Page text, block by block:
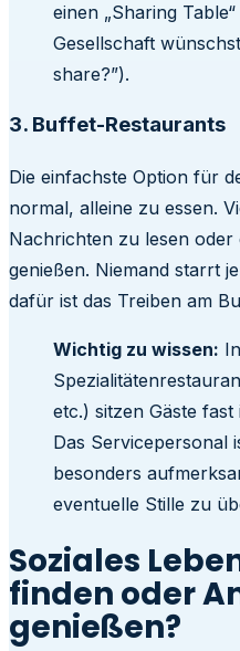
einen „Sharing
Gesellschaft
share?”).
3. Buffet-Restaurants
Die einfachste Option für
normal, alleine zu essen.
Nachrichten zu lesen
genießen. Niemand starrt
dafür ist das Treiben am
Wichtig zu wissen: In
etc.) sitzen Gäste
Das Servicepersonal
besonders
eventuelle Stille zu
Soziales
finden oder
genießen?